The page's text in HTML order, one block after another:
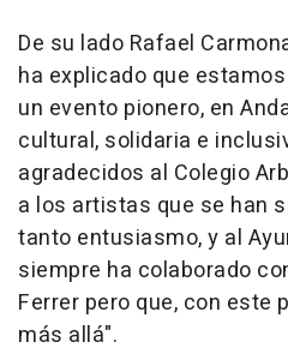
De su lado Rafael
ha explicado que
un evento pionero, en
cultural, solidaria e
agradecidos al Colegio
a los artistas que se han
tanto entusiasmo, y al
siempre ha colaborado
Ferrer pero que, con este
más allá".